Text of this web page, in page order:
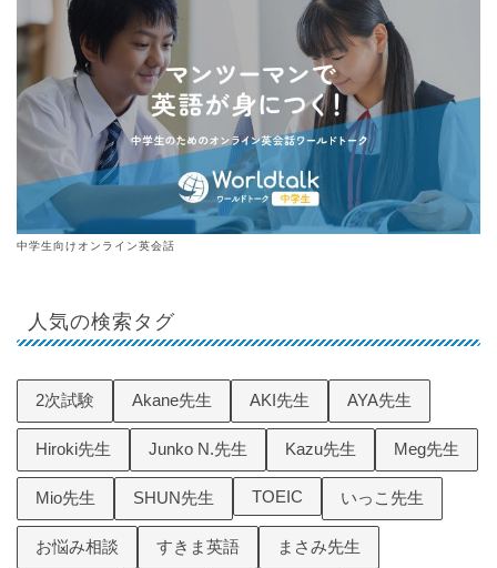
中学生向けオンライン英会話
人気の検索タグ
2次試験 Akane先生 AKI先生 AYA先生
Hiroki先生 Junko N.先生 Kazu先生 Meg先生
Mio先生 SHUN先生 TOEIC いっこ先生
お悩み相談 すきま英語 まさみ先生